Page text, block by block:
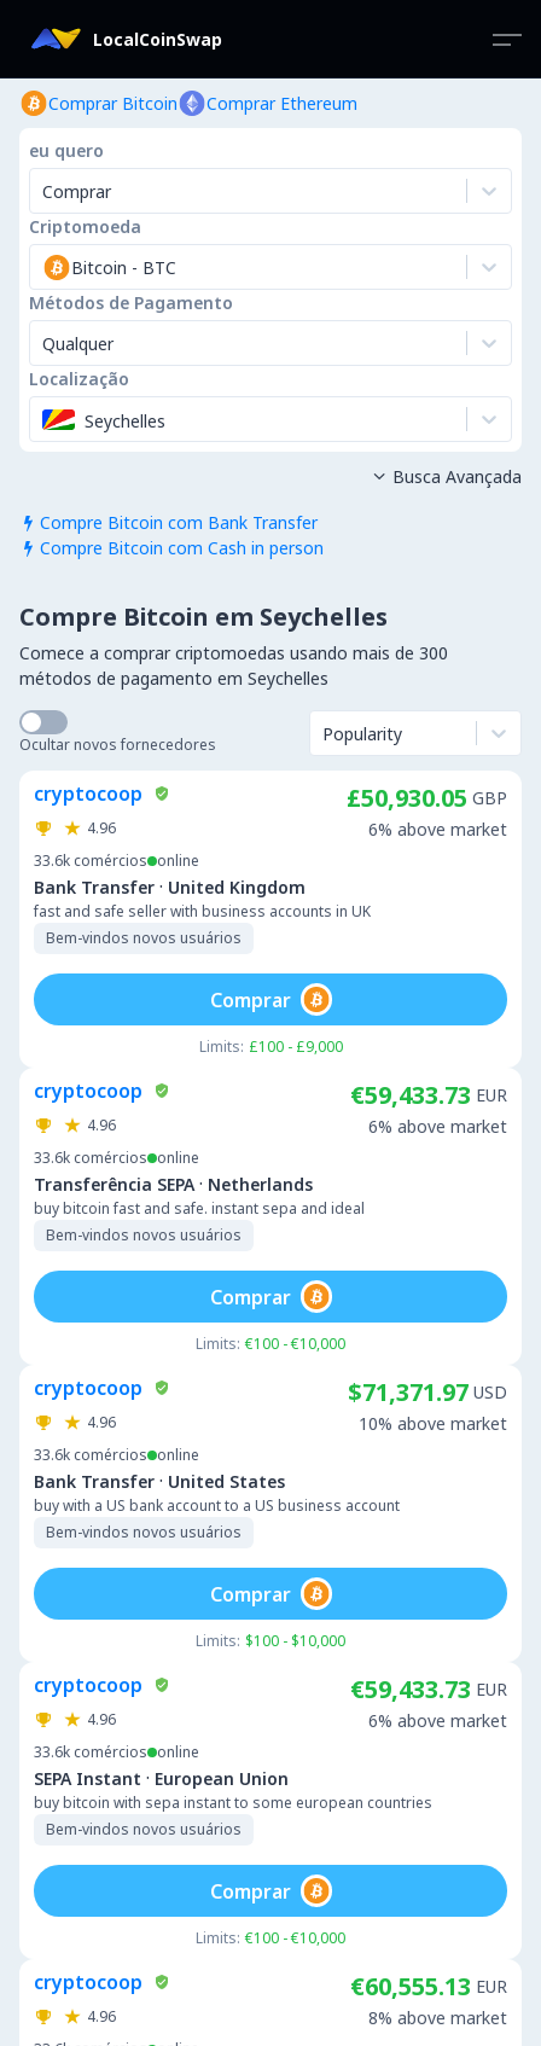
LocalCoinSwap
Comprar Bitcoin Comprar Ethereum
eu quero
Comprar
Criptomoeda
Bitcoin - BTC
Métodos de Pagamento
Qualquer
Localização
Seychelles
 Compre Bitcoin com Bank Transfer
 Compre Bitcoin com Cash in person
 Busca Avançada
Compre Bitcoin em Seychelles
Comece a comprar criptomoedas usando mais de 300
métodos de pagamento em Seychelles
Ocultar novos fornecedores Popularity
cryptocoop
4.96
33.6k comércios online
Bank Transfer · United Kingdom
fast and safe seller with business accounts in UK
Bem-vindos novos usuários
£50,930.05 GBP
6% above market
Limits: £100 - £9,000
Comprar
cryptocoop
4.96
33.6k comércios online
Transferência SEPA · Netherlands
buy bitcoin fast and safe. instant sepa and ideal
Bem-vindos novos usuários
€59,433.73 EUR
6% above market
Limits: €100 - €10,000
Comprar
cryptocoop
4.96
33.6k comércios online
Bank Transfer · United States
buy with a US bank account to a US business account
Bem-vindos novos usuários
$71,371.97 USD
10% above market
Limits: $100 - $10,000
Comprar
cryptocoop
4.96
33.6k comércios online
SEPA Instant · European Union
buy bitcoin with sepa instant to some european countries
Bem-vindos novos usuários
€59,433.73 EUR
6% above market
Limits: €100 - €10,000
Comprar
cryptocoop
4.96
€60,555.13 EUR
8% above market